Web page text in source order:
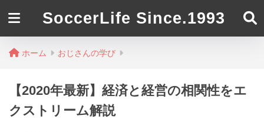
SoccerLife Since.1993
ホーム おじさんの学び
【2020年最新】経済と経営の相関性をエ
クストリーム解説